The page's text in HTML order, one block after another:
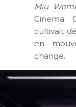
Miu
Cinema
cultivait
en
change.